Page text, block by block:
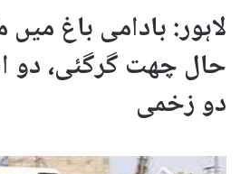
لاہور: بادامی باغ
حال چھت گرگئی، دو
دو زخمی